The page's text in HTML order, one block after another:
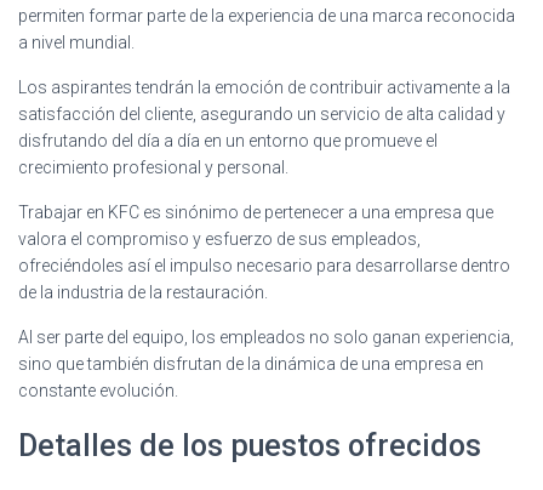
permiten formar parte de la experiencia de una marca reconocida
a nivel mundial.
Los aspirantes tendrán la emoción de contribuir activamente a la
satisfacción del cliente, asegurando un servicio de alta calidad y
disfrutando del día a día en un entorno que promueve el
crecimiento profesional y personal.
Trabajar en KFC es sinónimo de pertenecer a una empresa que
valora el compromiso y esfuerzo de sus empleados,
ofreciéndoles así el impulso necesario para desarrollarse dentro
de la industria de la restauración.
Al ser parte del equipo, los empleados no solo ganan experiencia,
sino que también disfrutan de la dinámica de una empresa en
constante evolución.
Detalles de los puestos ofrecidos